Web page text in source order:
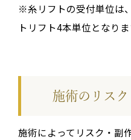
※糸リフトの受付単位は
トリフト4本単位となりま
施術のリス
施術によってリスク・副